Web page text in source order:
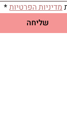
מדיניות הפרטיות*
שליחה